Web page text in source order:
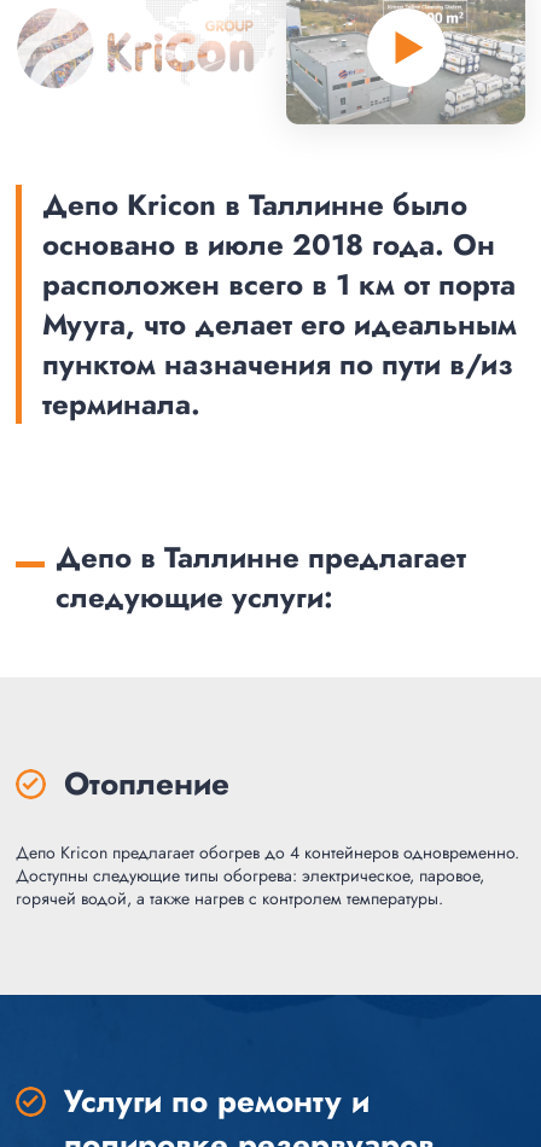
Депо Kricon в Таллинне было
основано в июле 2018 года. Он
расположен всего в 1 км от порта
Мууга, что делает его идеальным
пунктом назначения по пути в/из
терминала.
Депо в Таллинне предлагает
следующие услуги:
Отопление
Депо Kricon предлагает обогрев до 4 контейнеров одновременно.
Доступны следующие типы обогрева: электрическое, паровое,
горячей водой, а также нагрев с контролем температуры.
Услуги по ремонту и